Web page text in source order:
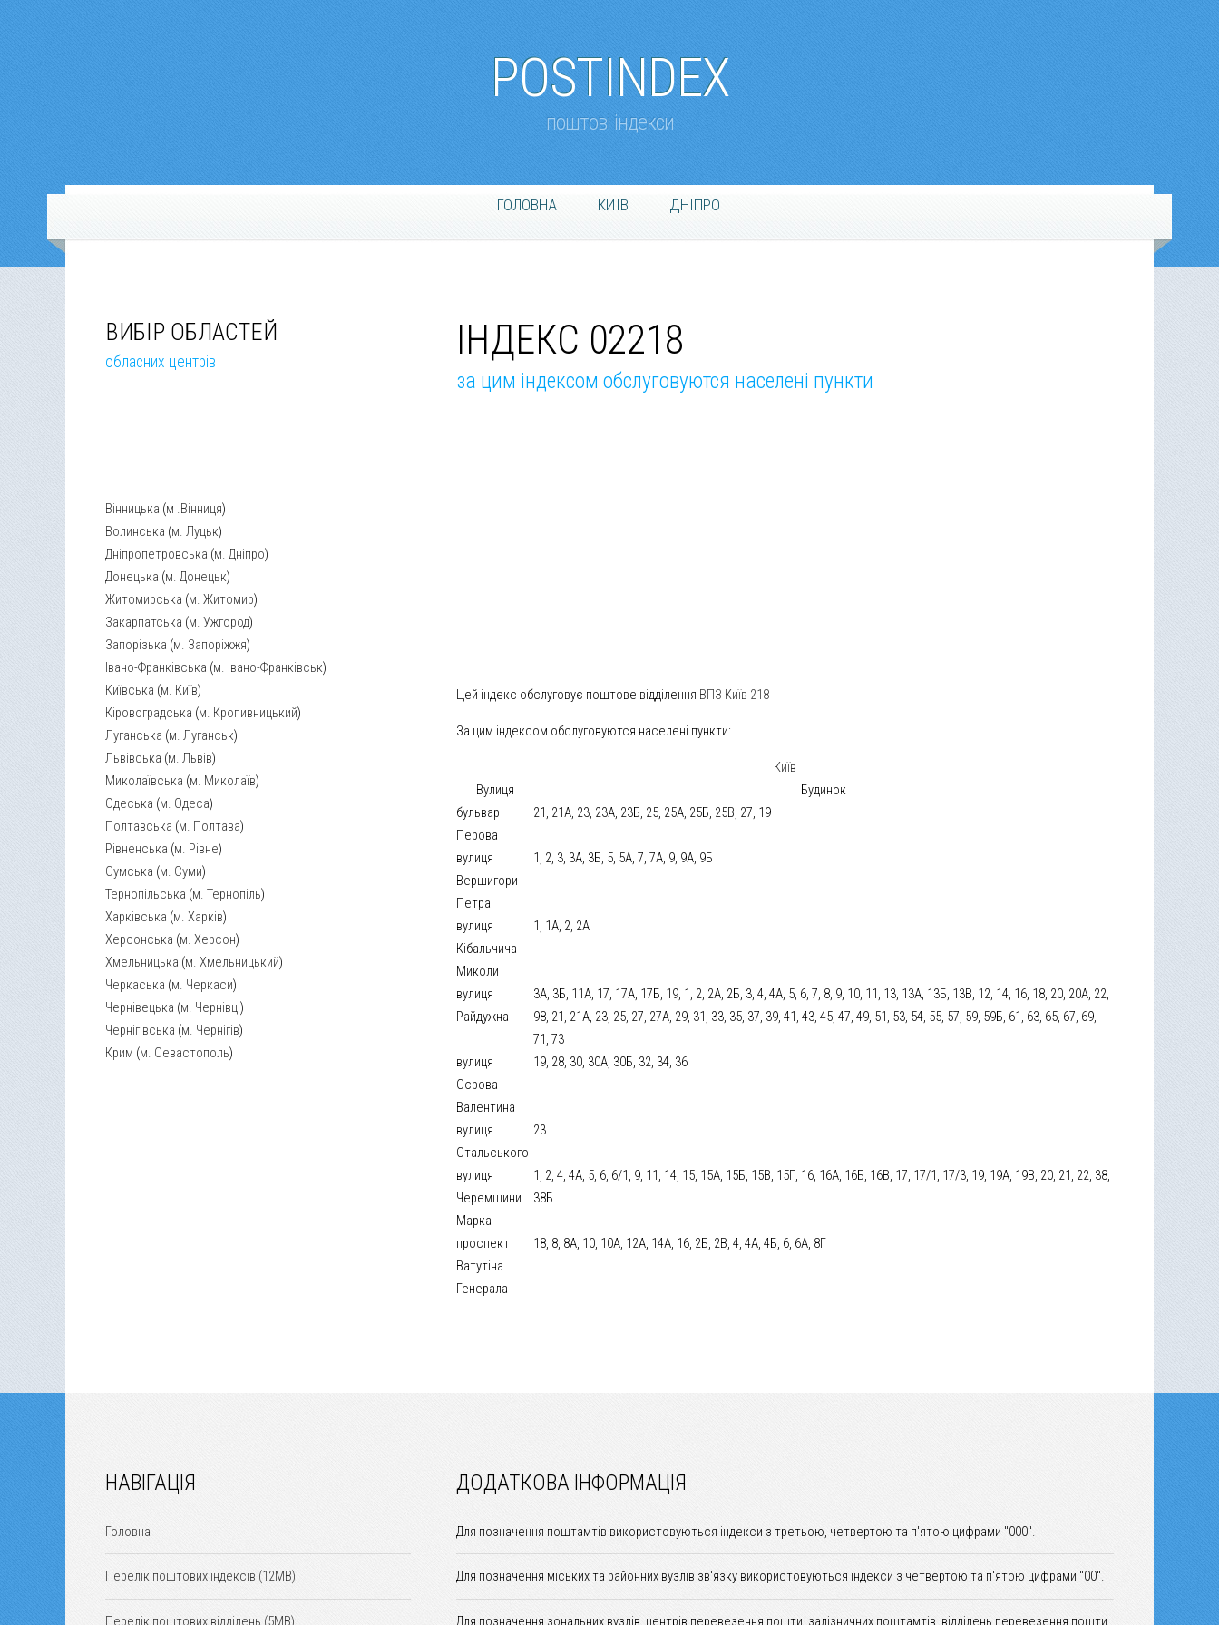
POSTINDEX
поштові індекси
ГОЛОВНА КИІВ ДНІПРО
ВИБІР ОБЛАСТЕЙ
обласних центрів
Вінницька (м .Вінниця)
Волинська (м. Луцьк)
Дніпропетровська (м. Дніпро)
Донецька (м. Донецьк)
Житомирська (м. Житомир)
Закарпатська (м. Ужгород)
Запорізька (м. Запоріжжя)
Івано-Франківська (м. Івано-Франківськ)
Київська (м. Київ)
Кіровоградська (м. Кропивницький)
Луганська (м. Луганськ)
Львівська (м. Львів)
Миколаївська (м. Миколаїв)
Одеська (м. Одеса)
Полтавська (м. Полтава)
Рівненська (м. Рівне)
Сумська (м. Суми)
Тернопільська (м. Тернопіль)
Харківська (м. Харків)
Херсонська (м. Херсон)
Хмельницька (м. Хмельницький)
Черкаська (м. Черкаси)
Чернівецька (м. Чернівці)
Чернігівська (м. Чернігів)
Крим (м. Севастополь)
ІНДЕКС 02218
за цим індексом обслуговуются населені пункти
Цей індекс обслуговує поштове відділення ВПЗ Київ 218
За цим індексом обслуговуются населені пункти:
Київ
Вулиця
Будинок
бульвар
Перова
21, 21А, 23, 23А, 23Б, 25, 25А, 25Б, 25В, 27, 19
вулиця
Вершигори
Петра
1, 2, 3, 3А, 3Б, 5, 5А, 7, 7А, 9, 9А, 9Б
вулиця
Кібальчича
Миколи
1, 1А, 2, 2А
вулиця
Райдужна
3А, 3Б, 11А, 17, 17А, 17Б, 19, 1, 2, 2А, 2Б, 3, 4, 4А, 5, 6, 7, 8, 9, 10, 11, 13, 13А, 13Б, 13В, 12, 14, 16, 18, 20, 20А, 22,
98, 21, 21А, 23, 25, 27, 27А, 29, 31, 33, 35, 37, 39, 41, 43, 45, 47, 49, 51, 53, 54, 55, 57, 59, 59Б, 61, 63, 65, 67, 69,
71, 73
вулиця
Сєрова
Валентина
19, 28, 30, 30А, 30Б, 32, 34, 36
вулиця
Стальського
23
вулиця
Черемшини
Марка
1, 2, 4, 4А, 5, 6, 6/1, 9, 11, 14, 15, 15А, 15Б, 15В, 15Г, 16, 16А, 16Б, 16В, 17, 17/1, 17/3, 19, 19А, 19В, 20, 21, 22, 38,
38Б
проспект
Ватутіна
Генерала
18, 8, 8А, 10, 10А, 12А, 14А, 16, 2Б, 2В, 4, 4А, 4Б, 6, 6А, 8Г
НАВІГАЦІЯ
Головна
Перелік поштових індексів (12MB)
Перелік поштових відділень (5MB)
ДОДАТКОВА ІНФОРМАЦІЯ
Для позначення поштамтів використовуються індекси з третьою, четвертою та п'ятою цифрами "000".
Для позначення міських та районних вузлів зв'язку використовуються індекси з четвертою та п'ятою цифрами "00".
Для позначення зональних вузлів, центрів перевезення пошти, залізничних поштамтів, відділень перевезення пошти